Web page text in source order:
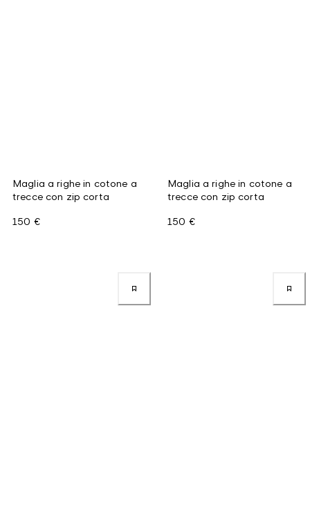
Maglia a righe in cotone a
trecce con zip corta
150 €
Maglia a righe in cotone a
trecce con zip corta
150 €